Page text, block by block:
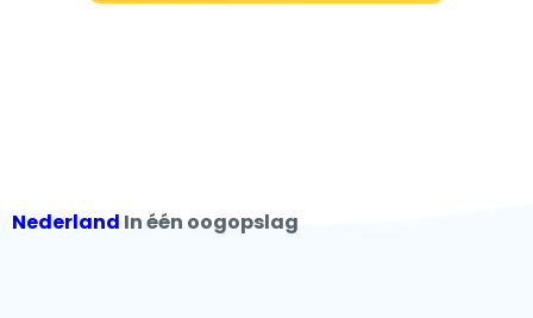
Nederland In één oogopslag